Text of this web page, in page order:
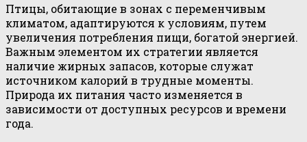
Птицы, обитающие в зонах с переменчивым
климатом, адаптируются к условиям, путем
увеличения потребления пищи, богатой энергией.
Важным элементом их стратегии является
наличие жирных запасов, которые служат
источником калорий в трудные моменты.
Природа их питания часто изменяется в
зависимости от доступных ресурсов и времени
года.